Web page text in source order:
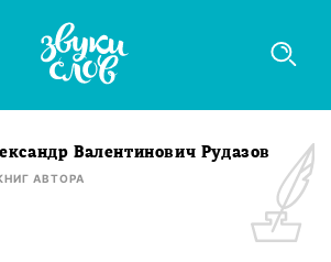
Валентинович Рудазов
АВТОРА